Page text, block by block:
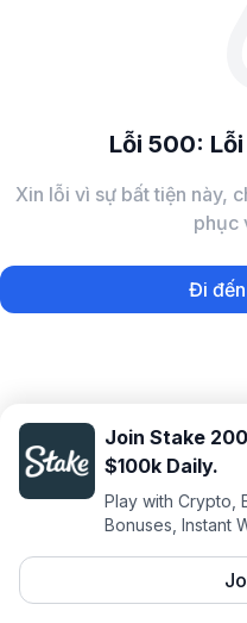
Lỗi 500:
Xin lỗi vì sự bất tiện này,
phục
Đi
Join Stake
$100k Daily.
Play with Crypto,
Bonuses, Instant